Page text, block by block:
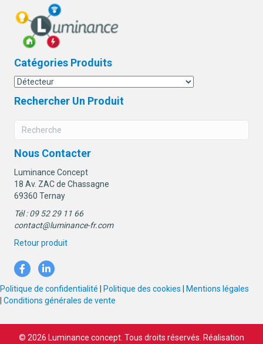
Catégories Produits
Rechercher Un Produit
Nous Contacter
Luminance Concept
18 Av. ZAC de Chassagne
69360 Ternay
Tél : 09 52 29 11 66
contact@luminance-fr.com
Retour produit
Politique de confidentialité Politique des cookies
Mentions légales
Conditions générales de vente
© 2026 Luminance concept. Tous droits réservés. Réalisation